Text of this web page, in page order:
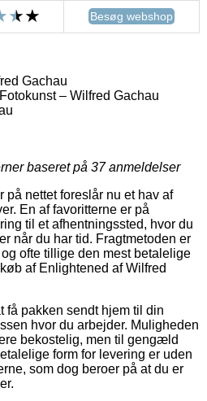
Besøg webshop
Gachau
– Wilfred Gachau
baseret på 37anmeldelser
nettet foreslår nu et hav af
En af favoritterne er på
til et afhentningssted, hvor du
når du har tid. Fragtmetoden er
ofte tillige den mest betalelige
af Enlightened af Wilfred
pakken sendt hjem til din
hvor du arbejder. Muligheden
bekostelig, men til gengæld
form for levering er uden
som dog beroer på at du er